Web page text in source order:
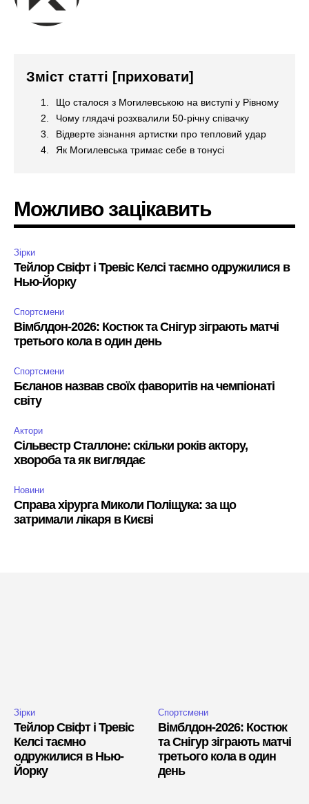
Зміст статті [приховати]
Що сталося з Могилевською на виступі у Рівному
Чому глядачі розхвалили 50-річну співачку
Відверте зізнання артистки про тепловий удар
Як Могилевська тримає себе в тонусі
Можливо зацікавить
Зірки
Тейлор Свіфт і Тревіс Келсі таємно одружилися в
Нью-Йорку
Спортсмени
Вімблдон-2026: Костюк та Снігур зіграють матчі
третього кола в один день
Спортсмени
Бєланов назвав своїх фаворитів на чемпіонаті
світу
Актори
Сільвестр Сталлоне: скільки років актору,
хвороба та як виглядає
Новини
Справа хірурга Миколи Поліщука: за що
затримали лікаря в Києві
Зірки
Тейлор Свіфт і Тревіс
Келсі таємно
одружилися в Нью-
Йорку
Спортсмени
Вімблдон-2026: Костюк
та Снігур зіграють матчі
третього кола в один
день